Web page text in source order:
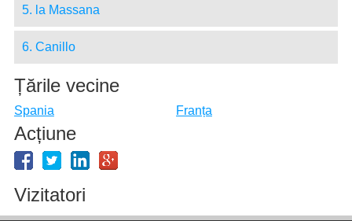
5. la Massana
6. Canillo
Țările vecine
Spania Franța
Acțiune
Vizitatori